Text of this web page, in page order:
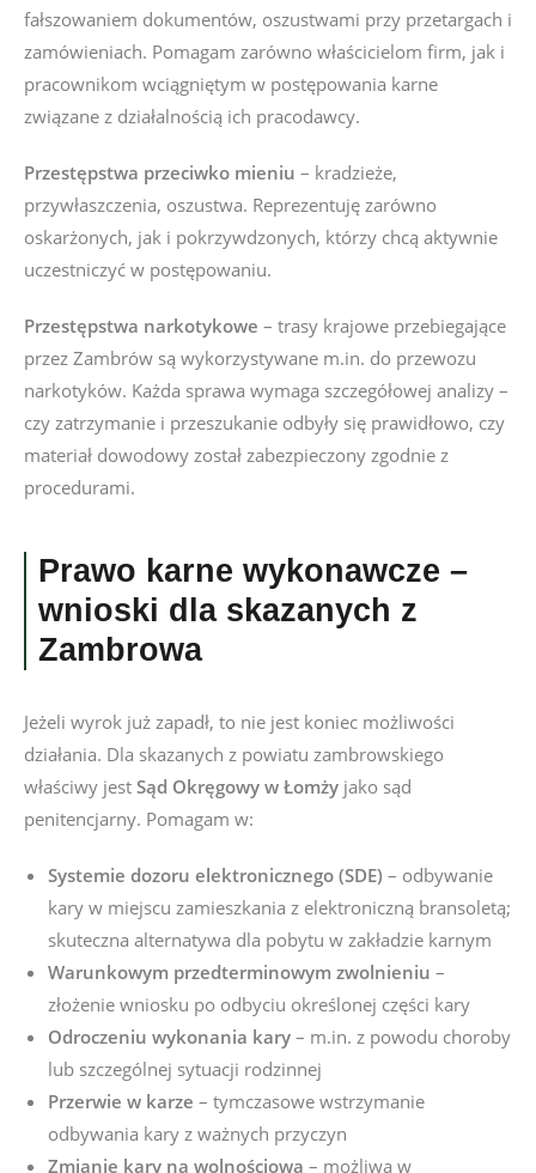
fałszowaniem dokumentów, oszustwami przy przetargach i
zamówieniach. Pomagam zarówno właścicielom firm, jak i
pracownikom wciągniętym w postępowania karne
związane z działalnością ich pracodawcy.
Przestępstwa przeciwko mieniu – kradzieże,
przywłaszczenia, oszustwa. Reprezentuję zarówno
oskarżonych, jak i pokrzywdzonych, którzy chcą aktywnie
uczestniczyć w postępowaniu.
Przestępstwa narkotykowe – trasy krajowe przebiegające
przez Zambrów są wykorzystywane m.in. do przewozu
narkotyków. Każda sprawa wymaga szczegółowej analizy –
czy zatrzymanie i przeszukanie odbyły się prawidłowo, czy
materiał dowodowy został zabezpieczony zgodnie z
procedurami.
Prawo karne wykonawcze –
wnioski dla skazanych z
Zambrowa
Jeżeli wyrok już zapadł, to nie jest koniec możliwości
działania. Dla skazanych z powiatu zambrowskiego
właściwy jest Sąd Okręgowy w Łomży jako sąd
penitencjarny. Pomagam w:
Systemie dozoru elektronicznego (SDE) – odbywanie
kary w miejscu zamieszkania z elektroniczną bransoletą;
skuteczna alternatywa dla pobytu w zakładzie karnym
Warunkowym przedterminowym zwolnieniu –
złożenie wniosku po odbyciu określonej części kary
Odroczeniu wykonania kary – m.in. z powodu choroby
lub szczególnej sytuacji rodzinnej
Przerwie w karze – tymczasowe wstrzymanie
odbywania kary z ważnych przyczyn
Zmianie kary na wolnościową – możliwa w